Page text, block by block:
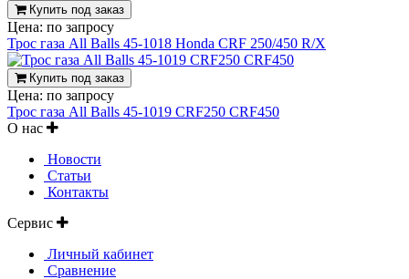
Купить под заказ
Цена: по запросу
Трос газа All Balls 45-1018 Honda CRF 250/450 R/X
Купить под заказ
Цена: по запросу
Трос газа All Balls 45-1019 CRF250 CRF450
О нас
Новости
Статьи
Контакты
Сервис
Личный кабинет
Сравнение